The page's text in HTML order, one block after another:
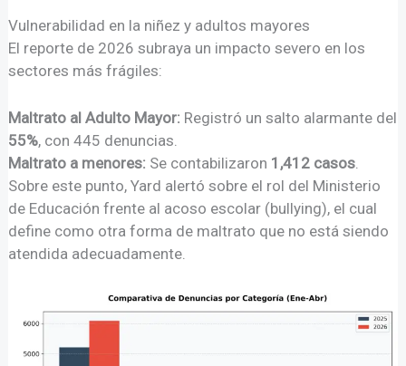
Vulnerabilidad en la niñez y adultos mayores
El reporte de 2026 subraya un impacto severo en los
sectores más frágiles:
Maltrato al Adulto Mayor: Registró un salto alarmante del
55%, con 445 denuncias.
Maltrato a menores: Se contabilizaron 1,412 casos.
Sobre este punto, Yard alertó sobre el rol del Ministerio
de Educación frente al acoso escolar (bullying), el cual
define como otra forma de maltrato que no está siendo
atendida adecuadamente.